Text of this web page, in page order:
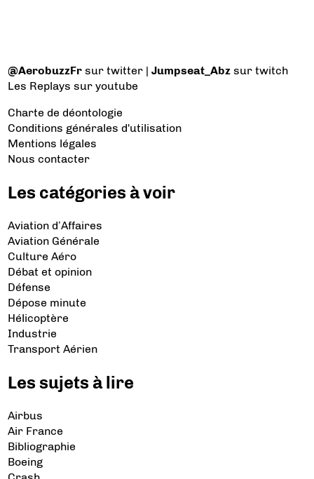
@AerobuzzFr sur twitter |Jumpseat_Abz sur twitch
Les Replays sur youtube
Charte de déontologie
Conditions générales d'utilisation
Mentions légales
Nous contacter
Les catégories à voir
Aviation d’Affaires
Aviation Générale
Culture Aéro
Débat et opinion
Défense
Dépose minute
Hélicoptère
Industrie
Transport Aérien
Les sujets à lire
Airbus
Air France
Bibliographie
Boeing